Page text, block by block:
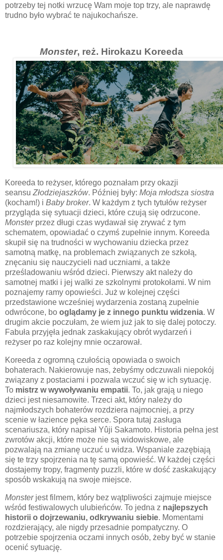
potrzeby tej notki wrzucę Wam moje top trzy, ale naprawdę
trudno było wybrać te najukochańsze.
Monster, reż. Hirokazu Koreeda
Koreeda to reżyser, którego poznałam przy okazji
seansu Złodziejaszków. Później były: Moja młodsza siostra
(kocham!) i Baby broker. W każdym z tych tytułów reżyser
przygląda się sytuacji dzieci, które czują się odrzucone.
Monsterprzez długi czas wydawał się zrywać z tym
schematem, opowiadać o czymś zupełnie innym. Koreeda
skupił się na trudności w wychowaniu dziecka przez
samotną matkę, na problemach związanych ze szkołą,
znęcaniu się nauczycieli nad uczniami, a także
prześladowaniu wśród dzieci. Pierwszy akt należy do
samotnej matki i jej walki ze szkolnymi protokołami. W nim
poznajemy ramy opowieści. Już w kolejnej części
przedstawione wcześniej wydarzenia zostaną zupełnie
odwrócone, bo oglądamy je z innego punktu widzenia. W
drugim akcie poczułam, że wiem już jak to się dalej potoczy.
Fabuła przyjęła jednak zaskakujący obrót wydarzeń i
reżyser po raz kolejny mnie oczarował.
Koreeda z ogromną czułością opowiada o swoich
bohaterach. Nakierowuje nas, żebyśmy odczuwali niepokój
związany z postaciami i pozwala wczuć się w ich sytuację.
To mistrz w wywoływaniu empatii. To, jak grają u niego
dzieci jest niesamowite. Trzeci akt, który należy do
najmłodszych bohaterów rozdziera najmocniej, a przy
scenie w łazience pęka serce. Spora tutaj zasługa
scenariusza, który napisał Yûji Sakamoto. Historia pełna jest
zwrotów akcji, które może nie są widowiskowe, ale
pozwalają na zmianę uczuć u widza. Wspaniale zazębiają
się te trzy spojrzenia na tę samą opowieść. W każdej części
dostajemy tropy, fragmenty puzzli, które w dość zaskakujący
sposób wskakują na swoje miejsce.
Monsterjest filmem, który bez wątpliwości zajmuje miejsce
wśród festiwalowych ulubieńców. To jedna z najlepszych
historii o dojrzewaniu, odkrywaniu siebie. Momentami
rozdzierający, ale nigdy przesadnie pompatyczny. O
potrzebie spojrzenia oczami innych osób, żeby być w stanie
ocenić sytuację.